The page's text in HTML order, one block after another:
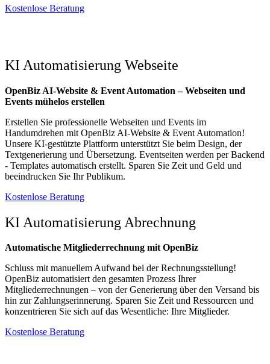
​​​​Kostenlose Beratung
KI Automatisierung Webseite
OpenBiz AI-Website & Event Automation – Webseiten und
Events mühelos erstellen
Erstellen Sie professionelle Webseiten und Events im
Handumdrehen mit OpenBiz AI-Website & Event Automation!
Unsere KI-gestützte Plattform unterstützt Sie beim Design, der
Textgenerierung und Übersetzung. Eventseiten werden per Backend
- Templates automatisch erstellt. Sparen Sie Zeit und Geld und
beeindrucken Sie Ihr Publikum.
Kostenlose Beratung​​​​
KI Automatisierung Abrechnung
Automatische Mitgliederrechnung mit OpenBiz
Schluss mit manuellem Aufwand bei der Rechnungsstellung!
OpenBiz automatisiert den gesamten Prozess Ihrer
Mitgliederrechnungen – von der Generierung über den Versand bis
hin zur Zahlungserinnerung. Sparen Sie Zeit und Ressourcen und
konzentrieren Sie sich auf das Wesentliche: Ihre Mitglieder.
Kostenlose Beratung